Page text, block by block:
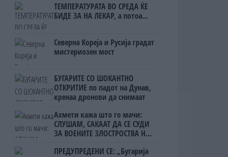
ТЕМПЕРАТУРАТА ВО СРЕДА ЌЕ
БИДЕ ЗА НА ЛЕКАР, а потоа...
Северна Кореја и Русија градат
мистериозен мост
БУГАРИТЕ СО ШОКАНТНО
ОТКРИТИЕ по падот на Дунав,
кренаа дронови да снимаат
Ахмети кажа што го мачи:
СЛУШАМ, САКААТ ДА СЕ СУДИ
ЗА ВОЕНИТЕ ЗЛОСТРОСТВА НА
ПРЕДУПРЕДЕНИ СЕ: „Бугарија